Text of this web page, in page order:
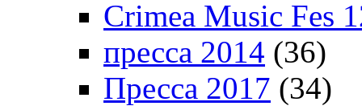
Crimea Music Fes
пресса 2014 (36)
Пресса 2017 (34)